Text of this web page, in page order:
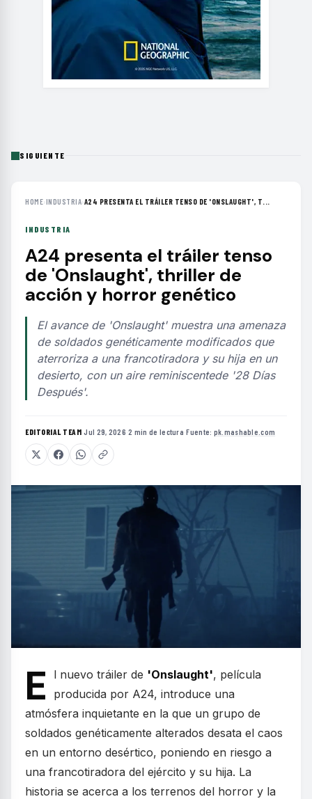
SIGUIENTE
HOME›INDUSTRIA›A24 PRESENTA EL TRÁILER TENSO DE 'ONSLAUGHT', T...
INDUSTRIA
A24 presenta el tráiler tenso
de 'Onslaught', thriller de
acción y horror genético
El avance de 'Onslaught' muestra una amenaza
de soldados genéticamente modificados que
aterroriza a una francotiradora y su hija en un
desierto, con un aire reminiscentede '28 Días
Después'.
EDITORIAL TEAM·Jul 29, 2026·2 min de lectura·Fuente: pk.mashable.com
E l nuevo tráiler de 'Onslaught', película
producida por A24, introduce una
atmósfera inquietante en la que un grupo de
soldados genéticamente alterados desata el caos
en un entorno desértico, poniendo en riesgo a
una francotiradora del ejército y su hija. La
historia se acerca a los terrenos del horror y la